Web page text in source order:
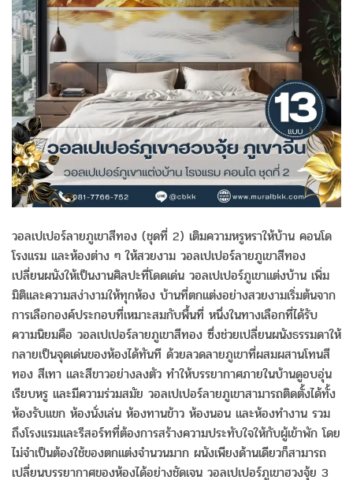
วอลเปเปอร์ลายภูเขาสีทอง (ชุดที่ 2) เติมความหรูหราให้บ้าน คอนโด
โรงแรม และห้องต่าง ๆ ให้สวยงาม วอลเปเปอร์ลายภูเขาสีทอง
เปลี่ยนผนังให้เป็นงานศิลปะที่โดดเด่น วอลเปเปอร์ภูเขาแต่งบ้าน เพิ่ม
มิติและความสง่างามให้ทุกห้อง บ้านที่ตกแต่งอย่างสวยงามเริ่มต้นจาก
การเลือกองค์ประกอบที่เหมาะสมกับพื้นที่ หนึ่งในทางเลือกที่ได้รับ
ความนิยมคือ วอลเปเปอร์ลายภูเขาสีทอง ซึ่งช่วยเปลี่ยนผนังธรรมดาให้
กลายเป็นจุดเด่นของห้องได้ทันที ด้วยลวดลายภูเขาที่ผสมผสานโทนสี
ทอง สีเทา และสีขาวอย่างลงตัว ทำให้บรรยากาศภายในบ้านดูอบอุ่น
เรียบหรู และมีความร่วมสมัย วอลเปเปอร์ลายภูเขาสามารถติดตั้งได้ทั้ง
ห้องรับแขก ห้องนั่งเล่น ห้องทานข้าว ห้องนอน และห้องทำงาน รวม
ถึงโรงแรมและรีสอร์ทที่ต้องการสร้างความประทับใจให้กับผู้เข้าพัก โดย
ไม่จำเป็นต้องใช้ของตกแต่งจำนวนมาก ผนังเพียงด้านเดียวก็สามารถ
เปลี่ยนบรรยากาศของห้องได้อย่างชัดเจน วอลเปเปอร์ภูเขาฮวงจุ้ย 3